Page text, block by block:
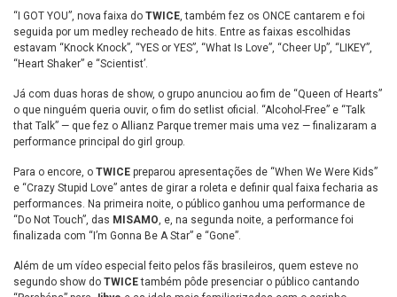
“I GOT YOU”, nova faixa do TWICE, também fez os ONCE cantarem e foi
seguida por um medley recheado de hits. Entre as faixas escolhidas
estavam “Knock Knock”, “YES or YES”, “What Is Love”, “Cheer Up”, “LIKEY”,
“Heart Shaker” e “Scientist’.
Já com duas horas de show, o grupo anunciou ao fim de “Queen of Hearts”
o que ninguém queria ouvir, o fim do setlist oficial. “Alcohol-Free” e “Talk
that Talk” — que fez o Allianz Parque tremer mais uma vez — finalizaram a
performance principal do girl group.
Para o encore, o TWICE preparou apresentações de “When We Were Kids”
e “Crazy Stupid Love” antes de girar a roleta e definir qual faixa fecharia as
performances. Na primeira noite, o público ganhou uma performance de
“Do Not Touch”, das MISAMO, e, na segunda noite, a performance foi
finalizada com “I’m Gonna Be A Star” e “Gone”.
Além de um vídeo especial feito pelos fãs brasileiros, quem esteve no
segundo show do TWICEtambém pôde presenciar o público cantando